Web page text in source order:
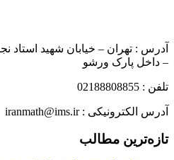
آدرس : تهران – خیابان شهید استاد
– داخل پارک ورشو
تلفن : 02188808855
آدرس الکترونیکی : iranmath@ims.ir
تازه‌ترین مطالب